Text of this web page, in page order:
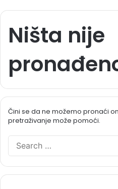
Ništa nije
Čini se da ne možemo pronaći
pretraživanje može pomoći.